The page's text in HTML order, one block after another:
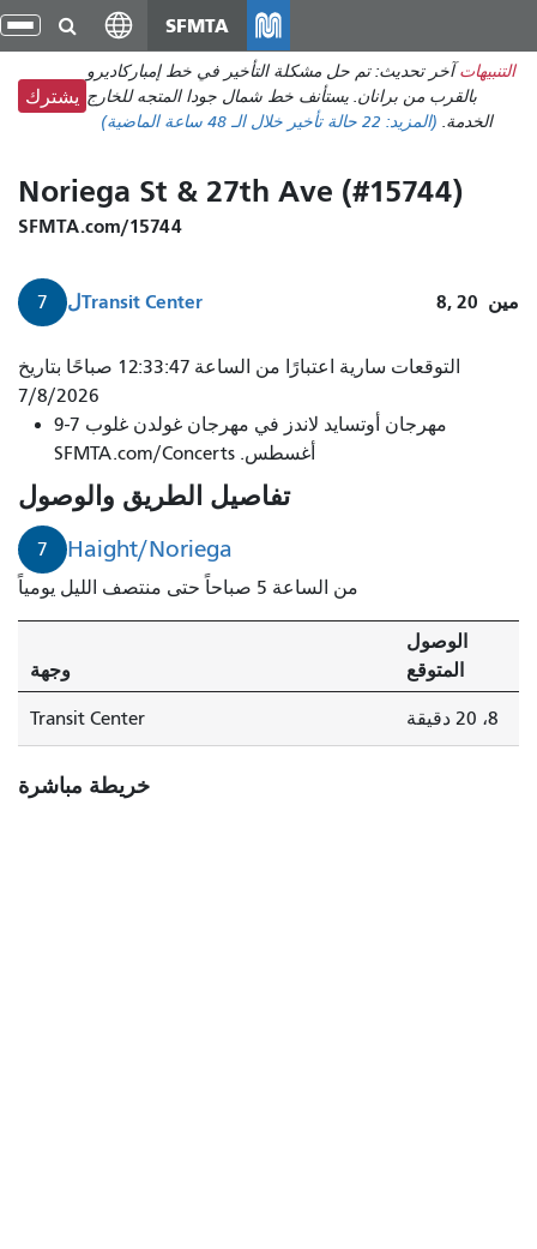
انتقل
إلى
المحتوى
الرئيسي
SFMTA
التنبيهات آخر تحديث: تم حل مشكلة التأخير في خط إمباركاديرو
بالقرب من برانان. يستأنف خط شمال جودا المتجه للخارج
الخدمة. (المزيد: 22 حالة تأخير خلال الـ 48 ساعة الماضية)
يشترك
Noriega St & 27th Ave (#15744)
SFMTA.com/15744
7 لTransit Center 8, 20 مين
التوقعات سارية اعتبارًا من الساعة 12:33:47 صباحًا بتاريخ
7/8/2026
مهرجان أوتسايد لاندز في مهرجان غولدن غلوب 7-9
أغسطس. SFMTA.com/Concerts
تفاصيل الطريق والوصول
7 Haight/Noriega
من الساعة 5 صباحاً حتى منتصف الليل يومياً
وجهة
الوصول
المتوقع
Transit Center 8، 20 دقيقة
خريطة مباشرة